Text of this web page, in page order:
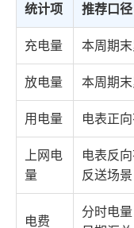
统计项 推荐口径
充电量 本周期
放电量 本周期
用电量 电表正
上网电
量
电表反
反送场景
电费
分时电